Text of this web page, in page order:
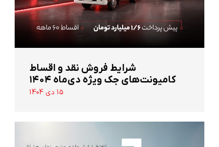
شرایط فروش نقد و اقساط
کامیونت‌های جک ویژه دی‌ماه ۱۴۰۴
15 دی 1404